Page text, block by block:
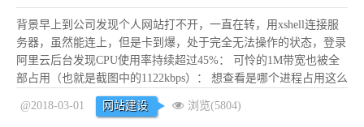
背景早上到公司发现个人网站打不开，一直在转，用xshell连接服
务器，虽然能连上，但是卡到爆，处于完全无法操作的状态，登录
阿里云后台发现CPU使用率持续超过45%： 可怜的1M带宽也被全
部占用（也就是截图中的1122kbps）： 想查看是哪个进程占用这么
大的CPU和带宽，但是带宽被未知程序占用，xshell完全连不上，
怎么破！最后只能强制重启服务器，重启之后CPU和带宽立马恢复
@2018-03-01 网站建设 浏览(5804)